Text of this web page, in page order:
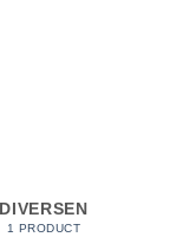
DIVERSEN
1 PRODUCT